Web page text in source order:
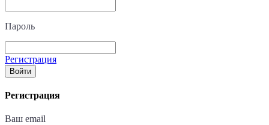
Пароль
Регистрация
Войти
Регистрация
Ваш email